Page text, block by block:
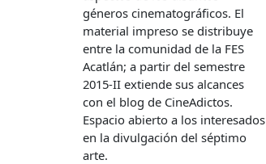
géneros cinematográficos. El
material impreso se distribuye
entre la comunidad de la FES
Acatlán; a partir del semestre
2015-II extiende sus alcances
con el blog de CineAdictos.
Espacio abierto a los interesados
en la divulgación del séptimo
arte.